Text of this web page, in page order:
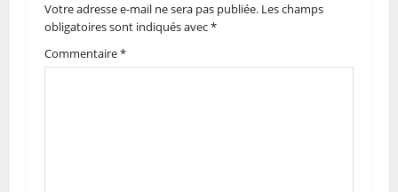
Votre adresse e-mail ne sera pas publiée. Les champs
obligatoires sont indiqués avec*
Commentaire*